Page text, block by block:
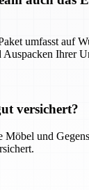
umfasst auf
Ihrer
versichert?
Möbel und